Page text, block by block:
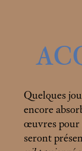
Quelques
encore
œuvres pour
seront